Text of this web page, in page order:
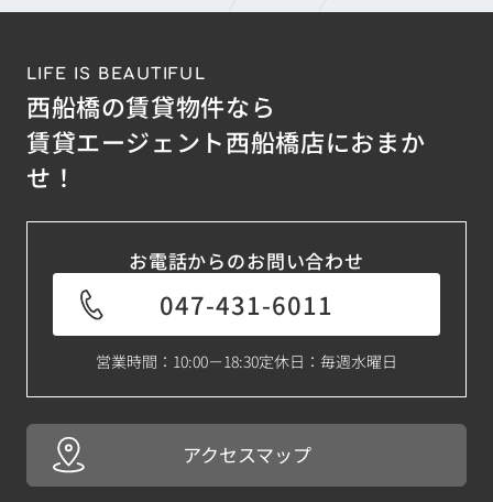
LIFE IS BEAUTIFUL
西船橋の賃貸物件なら
賃貸エージェント西船橋店におまか
せ！
お電話からのお問い合わせ
047-431-6011
営業時間：10:00－18:30定休日：毎週水曜日
アクセスマップ